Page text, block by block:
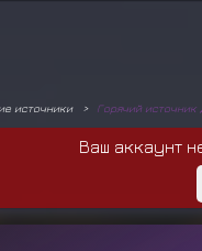
источники Горячий источник
Ваш аккаунт